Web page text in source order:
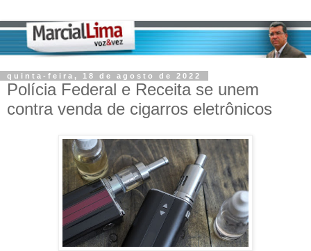
quinta-feira, 18 de agosto de 2022
Polícia Federal e Receita se unem
contra venda de cigarros eletrônicos